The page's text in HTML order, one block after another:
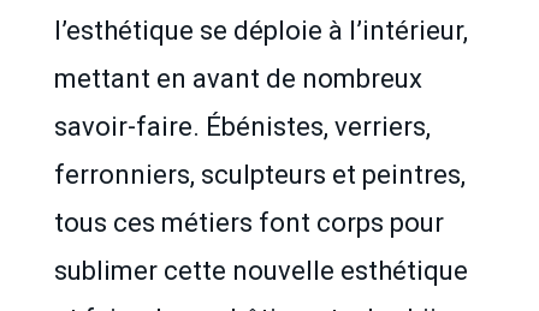
l’esthétique se déploie à l’intérieur,
mettant en avant de nombreux
savoir-faire. Ébénistes, verriers,
ferronniers, sculpteurs et peintres,
tous ces métiers font corps pour
sublimer cette nouvelle esthétique